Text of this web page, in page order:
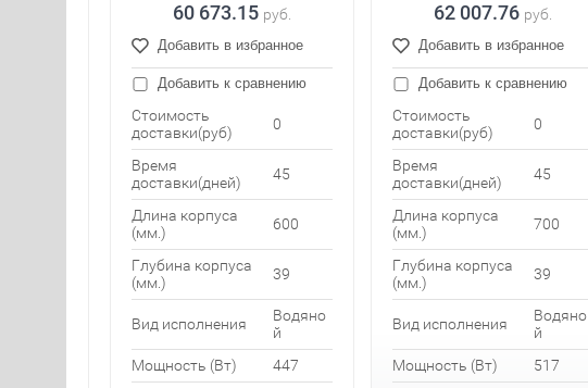
60 673.15 руб.
Добавить в избранное
Добавить к сравнению
Стоимость
доставки(руб)
0
Время
доставки(дней)
45
Длина корпуса
(мм.)
600
Глубина корпуса
(мм.)
39
Вид исполнения
Водяно
й
Мощность (Вт)
447
62 007.76 руб.
Добавить в избранное
Добавить к сравнению
Стоимость
доставки(руб)
0
Время
доставки(дней)
45
Длина корпуса
(мм.)
700
Глубина корпуса
(мм.)
39
Вид исполнения
Водяно
й
Мощность (Вт)
517